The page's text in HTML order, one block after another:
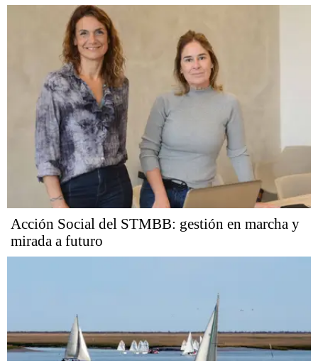
Acción Social del STMBB: gestión en marcha y
mirada a futuro